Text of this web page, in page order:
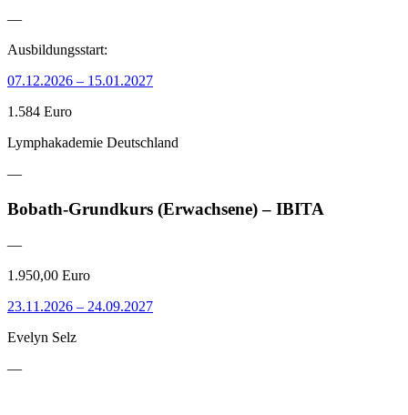
—
Ausbildungsstart:
07.12.2026 – 15.01.2027
1.584 Euro
Lymphakademie Deutschland
—
Bobath-Grundkurs (Erwachsene) – IBITA
—
1.950,00 Euro
23.11.2026 – 24.09.2027
Evelyn Selz
—